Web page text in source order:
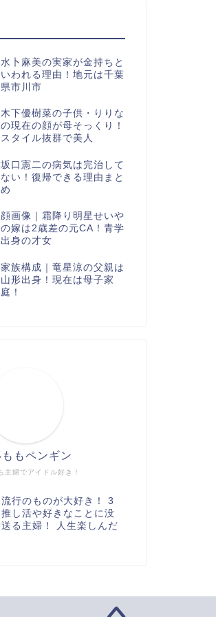
水卜麻美の実家が金持ちと
いわれる理由！地元は千葉
県市川市
木下優樹菜の子供・りりな
の現在の顔が母そっくり！
スタイル抜群で美人
坂口憲二の病気は完治して
ない！復帰できる理由まと
め
顔画像｜霜降り明星せいや
の嫁は2歳差の元CA！青学
出身の才女
家族構成｜竜星涼の父親は
山形出身！現在は母子家
庭！
主婦でアイドル好き！
ももペンギン
行のものが大好き！ 3
し活や好きなことに没
る主婦！ 人生楽しんだ